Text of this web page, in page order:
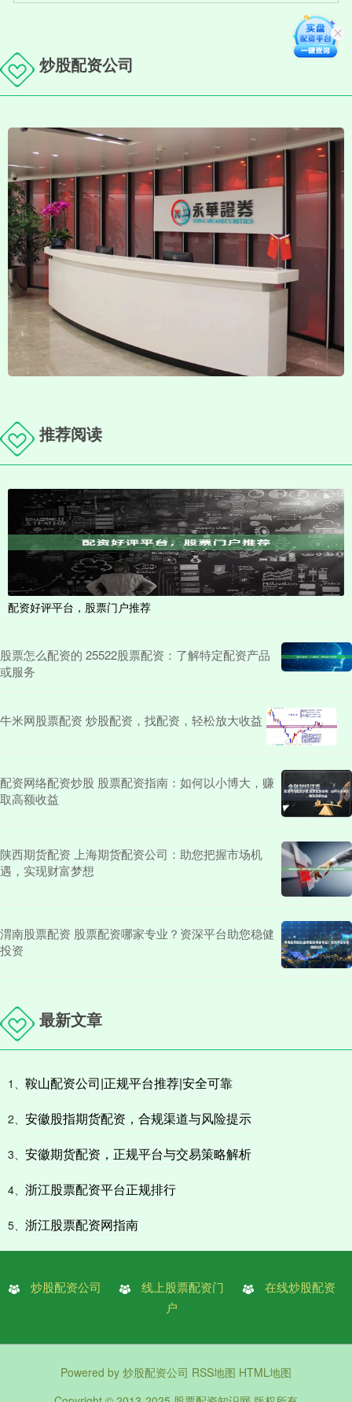
炒股配资公司
推荐阅读
配资好评平台，股票门户推荐
股票怎么配资的 25522股票配资：了解特定配资产品
或服务
牛米网股票配资 炒股配资，找配资，轻松放大收益
配资网络配资炒股 股票配资指南：如何以小博大，赚
取高额收益
陕西期货配资 上海期货配资公司：助您把握市场机
遇，实现财富梦想
渭南股票配资 股票配资哪家专业？资深平台助您稳健
投资
最新文章
1、 鞍山配资公司|正规平台推荐|安全可靠
2、 安徽股指期货配资，合规渠道与风险提示
3、 安徽期货配资，正规平台与交易策略解析
4、 浙江股票配资平台正规排行
5、 浙江股票配资网指南
炒股配资公司
线上股票配资门
户
在线炒股配资
Powered by 炒股配资公司 RSS地图 HTML地图